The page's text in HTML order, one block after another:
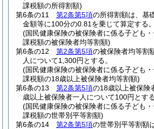
課税額の所得割額)
第6条の11
第2条第5項の所得割額は、基
金額等に100分の0.81を乗じて算定する。
(国民健康保険の被保険者に係る子ども
課税額の被保険者均等割額)
第6条の12
第2条第5項の被保険者均等割
人について1,300円とする。
(国民健康保険の被保険者に係る子ども
課税額の18歳以上被保険者均等割額)
第6条の13
第2条第5項の18歳以上被保険
歳以上被保険者一人について100円とする
(国民健康保険の被保険者に係る子ども
課税額の世帯別平等割額)
第6条の14
第2条第5項の世帯別平等割額